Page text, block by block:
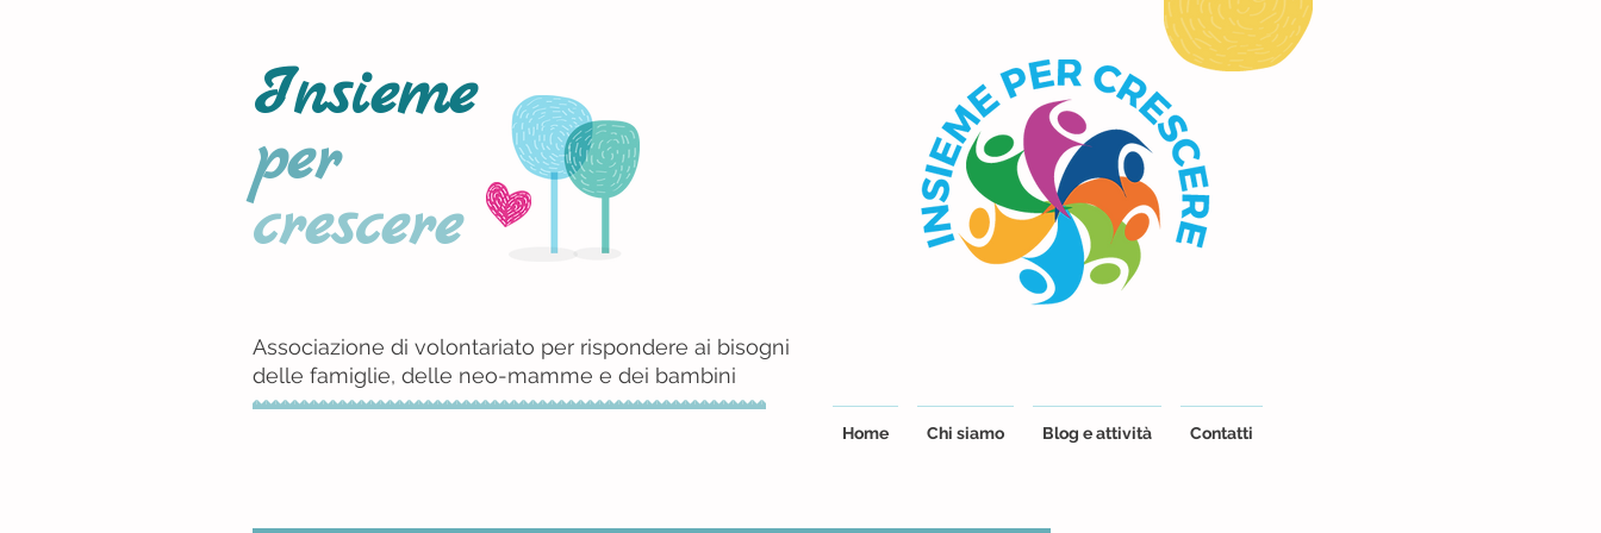
Insieme
per
crescere
Associazione di volontariato per rispondere ai bisogni
delle famiglie, delle neo-mamme e dei bambini
Home Chi siamo Blog e attività Contatti